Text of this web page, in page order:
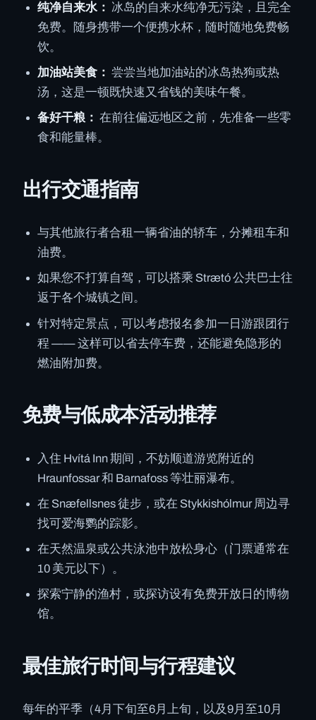
纯净自来水： 冰岛的自来水纯净无污染，且完全
免费。随身携带一个便携水杯，随时随地免费畅
饮。
加油站美食： 尝尝当地加油站的冰岛热狗或热
汤，这是一顿既快速又省钱的美味午餐。
备好干粮： 在前往偏远地区之前，先准备一些零
食和能量棒。
出行交通指南
与其他旅行者合租一辆省油的轿车，分摊租车和
油费。
如果您不打算自驾，可以搭乘 Strætó 公共巴士往
返于各个城镇之间。
针对特定景点，可以考虑报名参加一日游跟团行
程 —— 这样可以省去停车费，还能避免隐形的
燃油附加费。
免费与低成本活动推荐
入住 Hvítá Inn 期间，不妨顺道游览附近的
Hraunfossar 和 Barnafoss 等壮丽瀑布。
在 Snæfellsnes 徒步，或在 Stykkishólmur 周边寻
找可爱海鹦的踪影。
在天然温泉或公共泳池中放松身心（门票通常在
10 美元以下）。
探索宁静的渔村，或探访设有免费开放日的博物
馆。
最佳旅行时间与行程建议
每年的平季（4月下旬至6月上旬，以及9月至10月